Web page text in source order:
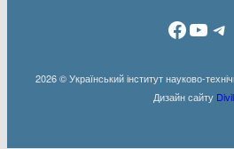
Facebook YouTube Telegram
2026 © Український інститут науково-
Дизайн сайту